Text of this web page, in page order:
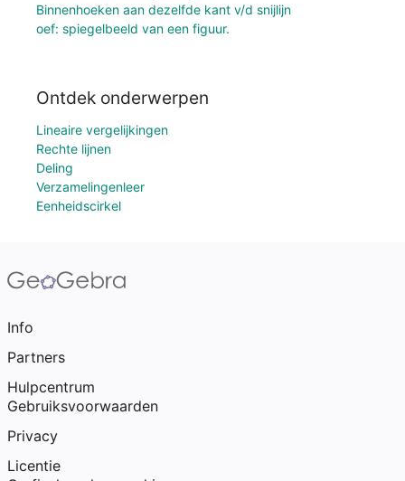
Binnenhoeken aan dezelfde kant v/d snijlijn
oef: spiegelbeeld van een figuur.
Ontdek onderwerpen
Lineaire vergelijkingen
Rechte lijnen
Deling
Verzamelingenleer
Eenheidscirkel
Info
Partners
Hulpcentrum
Gebruiksvoorwaarden
Privacy
Licentie